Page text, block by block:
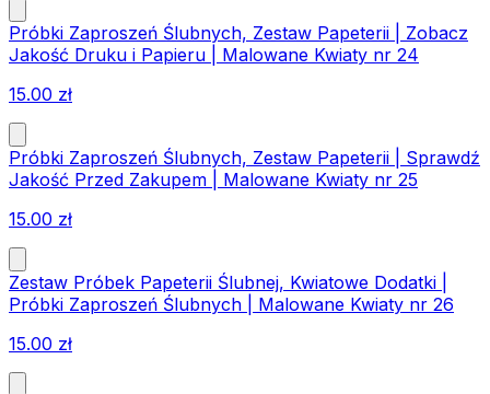
Próbki Zaproszeń Ślubnych, Zestaw Papeterii | Zobacz
Jakość Druku i Papieru | Malowane Kwiaty nr 24
15.00 zł
Próbki Zaproszeń Ślubnych, Zestaw Papeterii | Sprawdź
Jakość Przed Zakupem | Malowane Kwiaty nr 25
15.00 zł
Zestaw Próbek Papeterii Ślubnej, Kwiatowe Dodatki |
Próbki Zaproszeń Ślubnych | Malowane Kwiaty nr 26
15.00 zł